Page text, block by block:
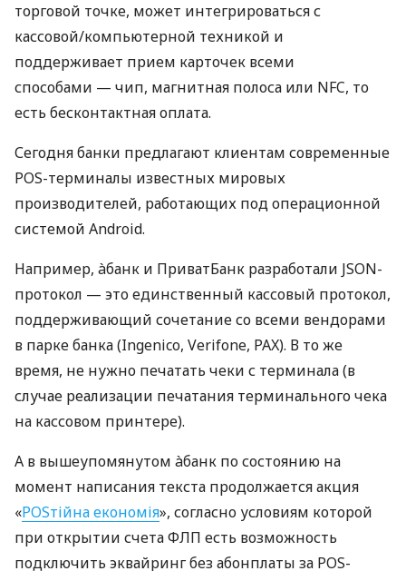
торговой точке, может интегрироваться с
кассовой/компьютерной техникой и
поддерживает прием карточек всеми
способами — чип, магнитная полоса или NFC, то
есть бесконтактная оплата.
Сегодня банки предлагают клиентам современные
POS-терминалы известных мировых
производителей, работающих под операционной
системой Android.
Например, àбанк и ПриватБанк разработали JSON-
протокол — это единственный кассовый протокол,
поддерживающий сочетание со всеми вендорами
в парке банка (Ingenico, Verifone, PAX). В то же
время, не нужно печатать чеки с терминала (в
случае реализации печатания терминального чека
на кассовом принтере).
А в вышеупомянутом àбанк по состоянию на
момент написания текста продолжается акция
«POSтійна економія», согласно условиям которой
при открытии счета ФЛП есть возможность
подключить эквайринг без абонплаты за POS-